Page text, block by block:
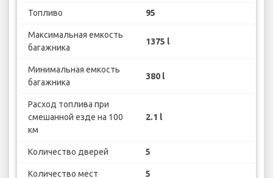
Топливо 95
Максимальная емкость
багажника
1375 l
Минимальная емкость
багажника
380 l
Расход топлива при
смешанной езде на 100
км
2.1 l
Количество дверей 5
Количество мест 5